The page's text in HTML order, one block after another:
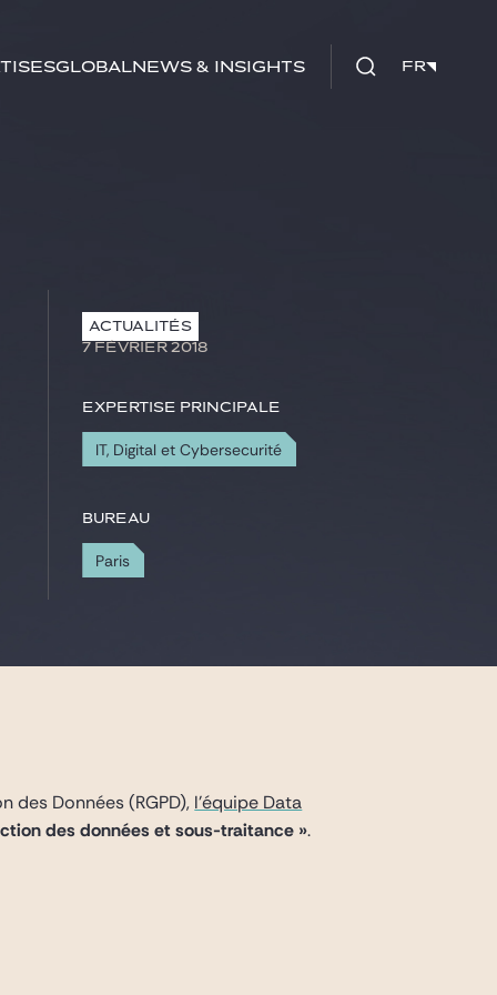
GlobalNews & insights FR
FR
ACTUALITÉS
7 FÉVRIER 2018
Expertise principale
IT, Digital et Cybersecurité
Bureau
Paris
des Données (RGPD), l’équipe Data
des données et sous-traitance ».